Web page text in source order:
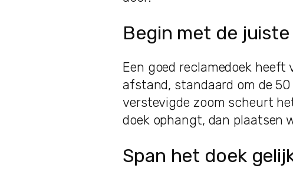
Begin met de
Een goed reclamedoek
afstand, standaard om de
verstevigde zoom scheurt
doek ophangt, dan plaatsen
Span het doek